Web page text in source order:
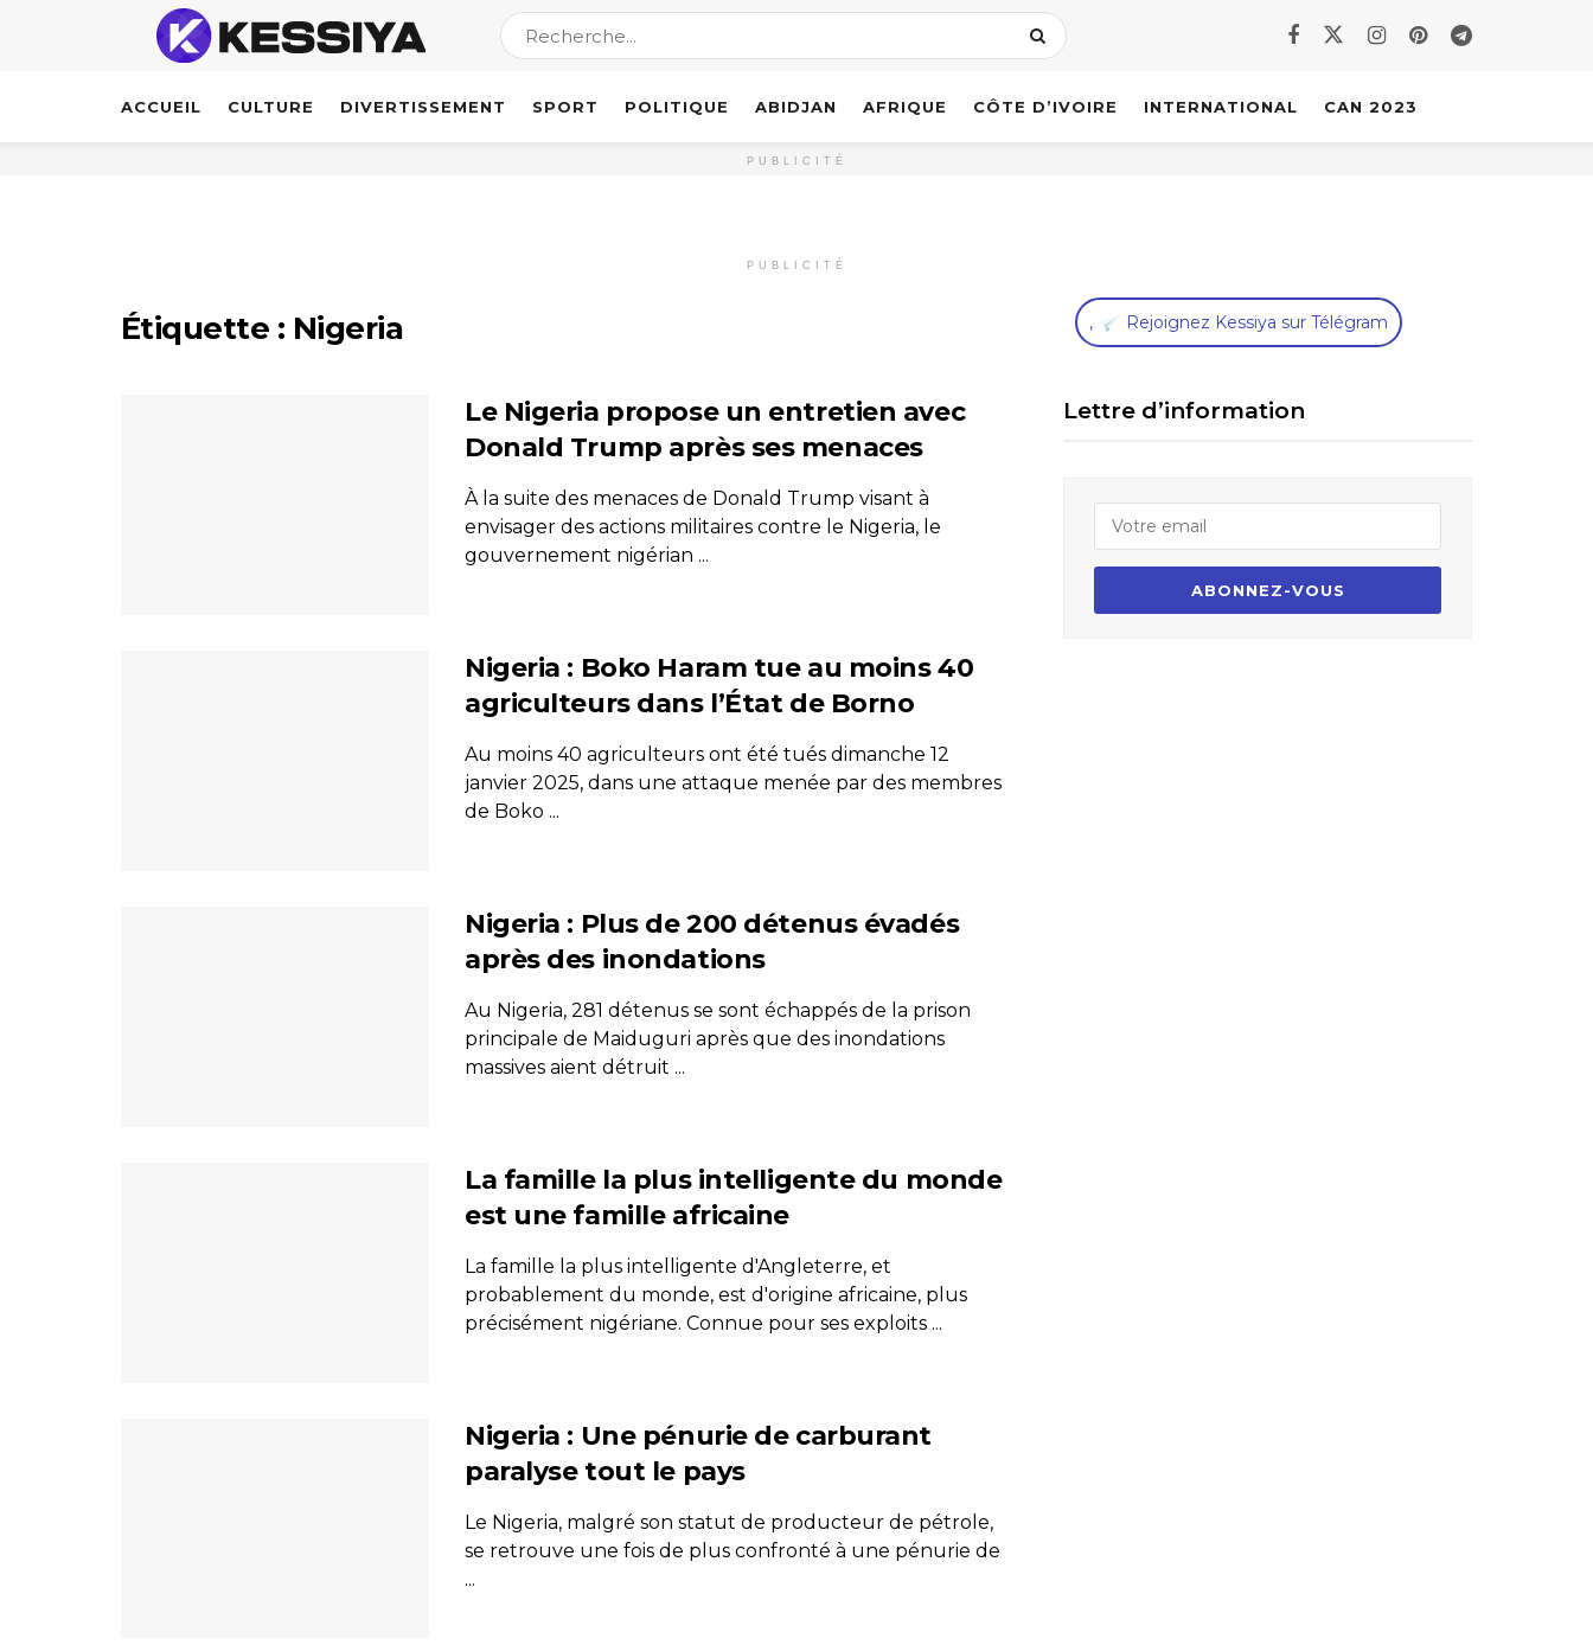
ACCUEIL CULTURE DIVERTISSEMENT SPORT POLITIQUE ABIDJAN AFRIQUE CÔTE D’IVOIRE INTERNATIONAL CAN 2023
PUBLICITÉ
PUBLICITÉ
Étiquette : Nigeria
Le Nigeria propose un entretien avec
Donald Trump après ses menaces
À la suite des menaces de Donald Trump visant à
envisager des actions militaires contre le Nigeria, le
gouvernement nigérian ...
Nigeria : Boko Haram tue au moins 40
agriculteurs dans l’État de Borno
Au moins 40 agriculteurs ont été tués dimanche 12
janvier 2025, dans une attaque menée par des membres
de Boko ...
Nigeria : Plus de 200 détenus évadés
après des inondations
Au Nigeria, 281 détenus se sont échappés de la prison
principale de Maiduguri après que des inondations
massives aient détruit ...
La famille la plus intelligente du monde
est une famille africaine
La famille la plus intelligente d'Angleterre, et
probablement du monde, est d'origine africaine, plus
précisément nigériane. Connue pour ses exploits ...
Nigeria : Une pénurie de carburant
paralyse tout le pays
Le Nigeria, malgré son statut de producteur de pétrole,
se retrouve une fois de plus confronté à une pénurie de
...
, Rejoignez Kessiya sur Télégram
Lettre d’information